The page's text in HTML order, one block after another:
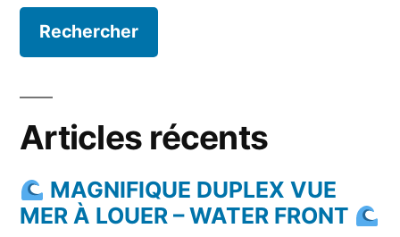
Articles récents
MAGNIFIQUE DUPLEX VUE
MER À LOUER – WATER FRONT